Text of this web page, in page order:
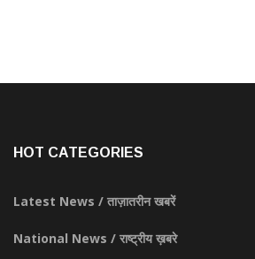
HOT CATEGORIES
Latest News / ताज़ातरीन खबरें
National News / राष्ट्रीय ख़बरे